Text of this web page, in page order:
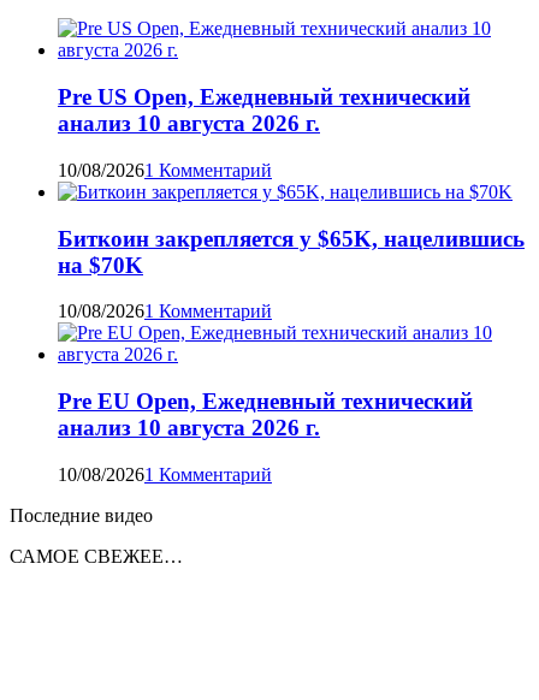
Pre US Open, Ежедневный технический
анализ 10 августа 2026 г.
10/08/20261 Комментарий
Биткоин закрепляется у $65K, нацелившись
на $70K
10/08/20261 Комментарий
Pre EU Open, Ежедневный технический
анализ 10 августа 2026 г.
10/08/20261 Комментарий
Последние видео
САМОЕ СВЕЖЕЕ…